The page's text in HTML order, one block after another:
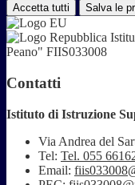
Accetta tutti Salva le
Peano" FIIS033008
Contatti
Istituto di Istruzione
Via Andrea del
Tel: Tel. 055
Email: